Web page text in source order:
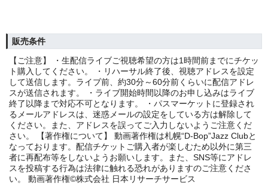
販売条件
【ご注意】 ・生配信ライブご視聴希望の方は1時間前までにチケッ
ト購入してください。 ・リハーサル終了後、視聴アドレスを設定
して送信します。ライブ前、約30分～60分前くらいに配信アドレ
スが送信されます。 ・ライブ開始時間以降のお申し込みはライブ
終了以降まで対応不可となります。 ・パスマーケットに登録され
るメールアドレスは、迷惑メールの設定をしている方は解除して
ください。また、アドレスを誤ってご入力しないようご注意くだ
さい。 【著作権について】 動画著作権は札幌“D-Bop”Jazz Clubと
なっております。配信チケットご購入者が楽しむため以外に第三
者に再配布等をしないようお願いします。また、SNS等にアドレ
スを投稿する行為は法律に触れる恐れがありますのご注意くださ
い。 動画著作権©株式会社 日本リサーチサービス